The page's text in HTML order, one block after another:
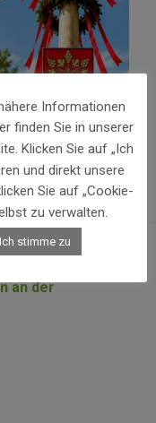
an der
Informationen
finden Sie in unserer
Klicken Sie auf „Ich
und direkt unsere
Sie auf „Cookie-
zu verwalten.
Ich stimme zu